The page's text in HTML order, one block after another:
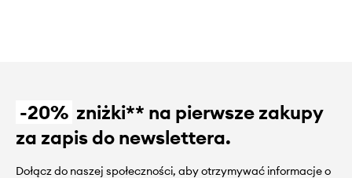
-20% zniżki** na pierwsze zakupy
za zapis do newslettera.
Dołącz do naszej społeczności, aby otrzymywać informacje o